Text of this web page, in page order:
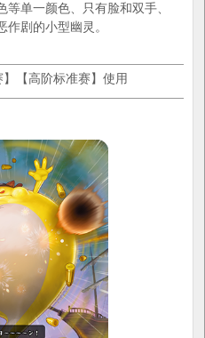
等单一颜色、只有脸和双手、
作剧的小型幽灵。
【高阶标准赛】使用